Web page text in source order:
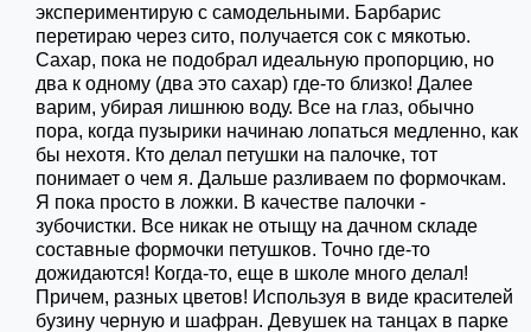
экспериментирую с самодельными. Барбарис
перетираю через сито, получается сок с мякотью.
Сахар, пока не подобрал идеальную пропорцию, но
два к одному (два это сахар) где-то близко! Далее
варим, убирая лишнюю воду. Все на глаз, обычно
пора, когда пузырики начинаю лопаться медленно, как
бы нехотя. Кто делал петушки на палочке, тот
понимает о чем я. Дальше разливаем по формочкам.
Я пока просто в ложки. В качестве палочки -
зубочистки. Все никак не отыщу на дачном складе
составные формочки петушков. Точно где-то
дожидаются! Когда-то, еще в школе много делал!
Причем, разных цветов! Используя в виде красителей
бузину черную и шафран. Девушек на танцах в парке